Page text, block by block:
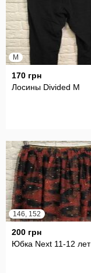
M
170 грн
Лосины Divided M
146, 152
200 грн
Юбка Next 11-12 лет